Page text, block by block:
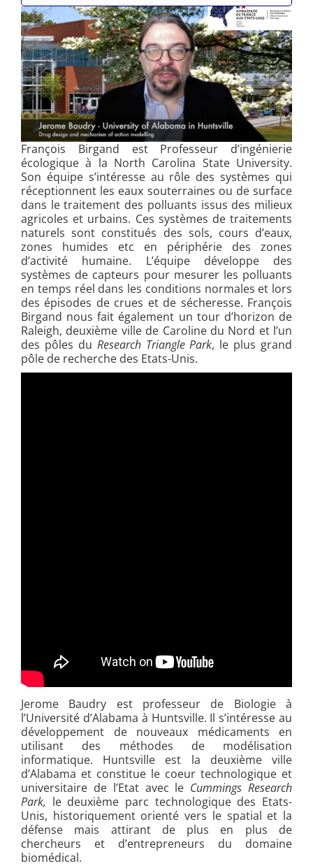
François Birgand est Professeur d’ingénierie
écologique à la North Carolina State University.
Son équipe s’intéresse au rôle des systèmes qui
réceptionnent les eaux souterraines ou de surface
dans le traitement des polluants issus des milieux
agricoles et urbains. Ces systèmes de traitements
naturels sont constitués des sols, cours d’eaux,
zones humides etc en périphérie des zones
d’activité humaine. L’équipe développe des
systèmes de capteurs pour mesurer les polluants
en temps réel dans les conditions normales et lors
des épisodes de crues et de sécheresse. François
Birgand nous fait également un tour d’horizon de
Raleigh, deuxième ville de Caroline du Nord et l’un
des pôles du Research Triangle Park, le plus grand
pôle de recherche des Etats-Unis.
Jerome Baudry est professeur de Biologie à
l’Université d’Alabama à Huntsville. Il s’intéresse au
développement de nouveaux médicaments en
utilisant des méthodes de modélisation
informatique. Huntsville est la deuxième ville
d’Alabama et constitue le coeur technologique et
universitaire de l’Etat avec le Cummings Research
Park, le deuxième parc technologique des Etats-
Unis, historiquement orienté vers le spatial et la
défense mais attirant de plus en plus de
chercheurs et d’entrepreneurs du domaine
biomédical.